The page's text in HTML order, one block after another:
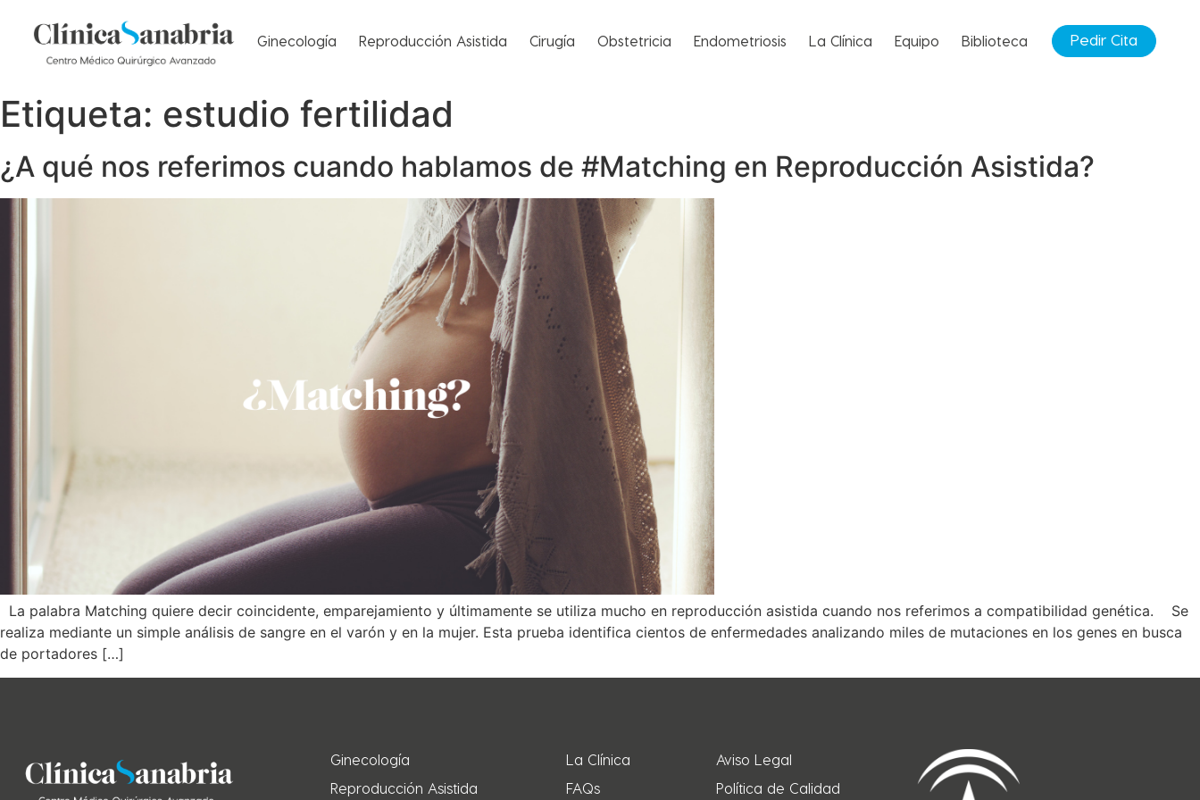
Ginecología Reproducción Asistida Cirugía Obstetricia Endometriosis La Clínica Equipo Biblioteca Pedir Cita
Etiqueta: estudio fertilidad
¿A qué nos referimos cuando hablamos de #Matching en Reproducción Asistida?
La palabra Matching quiere decir coincidente, emparejamiento y últimamente se utiliza mucho en reproducción asistida cuando nos referimos a compatibilidad genética. Se
realiza mediante un simple análisis de sangre en el varón y en la mujer. Esta prueba identifica cientos de enfermedades analizando miles de mutaciones en los genes en busca
de portadores […]
Ginecología
Reproducción Asistida
La Clínica
FAQs
Aviso Legal
Política de Calidad